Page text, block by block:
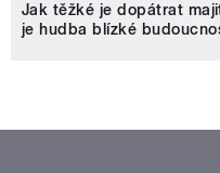
Jak těžké je dopátrat
je hudba blízké